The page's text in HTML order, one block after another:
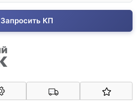
Запросить КП
Арконт-Мед